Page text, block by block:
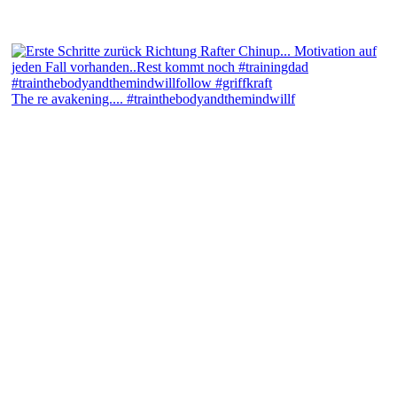
The re avakening.... #trainthebodyandthemindwillf